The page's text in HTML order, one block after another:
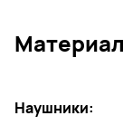
Материал
Наушники: